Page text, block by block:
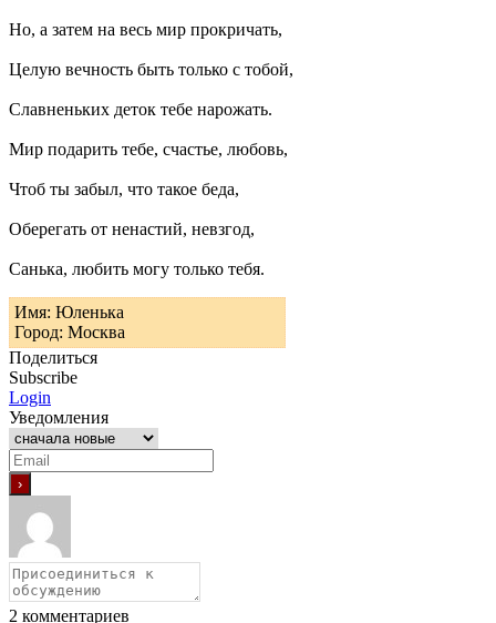
Но, а затем на весь мир прокричать,
Целую вечность быть только с тобой,
Славненьких деток тебе нарожать.
Мир подарить тебе, счастье, любовь,
Чтоб ты забыл, что такое беда,
Оберегать от ненастий, невзгод,
Санька, любить могу только тебя.
Имя: Юленька
Город: Москва
Поделиться
Subscribe
Login
Уведомления
2 комментариев